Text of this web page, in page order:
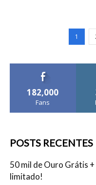
1
182,000
Fans
POSTS RECENTES
50 mil de Ouro Grátis
limitado!